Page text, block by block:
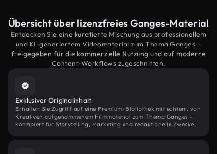
Übersicht über lizenzfreies Ganges-Material
Entdecken Sie eine kuratierte Mischung aus professionellem
und KI-generiertem Videomaterial zum Thema Ganges –
freigegeben für die kommerzielle Nutzung und auf moderne
Content-Workflows zugeschnitten.
Exklusiver Originalinhalt
Erhalten Sie Zugriff auf eine Premium-Bibliothek mit echtem, von
Kreativen aufgenommenem Filmmaterial zum Thema Ganges –
konzipiert für Storytelling, Marketing und redaktionelle Zwecke.